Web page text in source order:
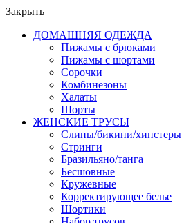
Закрыть
ДОМАШНЯЯ ОДЕЖДА
Пижамы с брюками
Пижамы с шортами
Сорочки
Комбинезоны
Халаты
Шорты
ЖЕНСКИЕ ТРУСЫ
Слипы/бикини/хипстеры
Стринги
Бразильяно/танга
Бесшовные
Кружевные
Корректирующее белье
Шортики